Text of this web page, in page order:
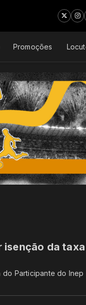
Promoções
isenção da
Participante do Inep